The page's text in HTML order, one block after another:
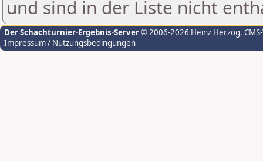
und sind in der Liste nicht
Der Schachturnier-Ergebnis-Server© 2006-2026 Heinz Herzog,
Impressum / Nutzungsbedingungen